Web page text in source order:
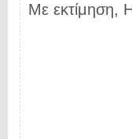
Με εκτίμηση,